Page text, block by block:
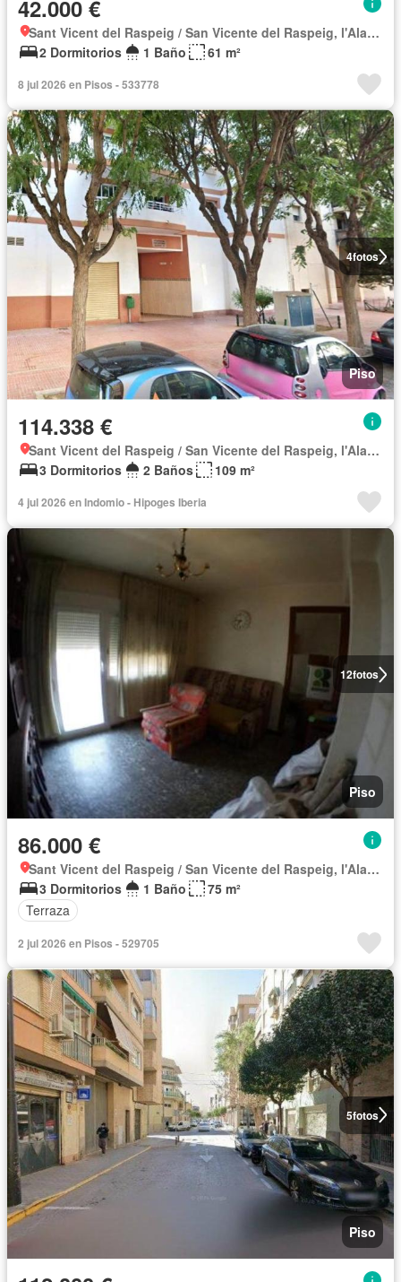
42.000 €
Sant Vicent del Raspeig / San Vicente del Raspeig, l'Alacantí
2 Dormitorios
1 Baño 61 m²
8 jul 2026 en Pisos - 533778
4fotos
Piso
114.338 €
Sant Vicent del Raspeig / San Vicente del Raspeig, l'Alacantí
3 Dormitorios
2 Baños 109 m²
4 jul 2026 en Indomio - Hipoges Iberia
12fotos
Piso
86.000 €
Sant Vicent del Raspeig / San Vicente del Raspeig, l'Alacantí
3 Dormitorios
1 Baño
75 m²
Terraza
2 jul 2026 en Pisos - 529705
5fotos
Piso